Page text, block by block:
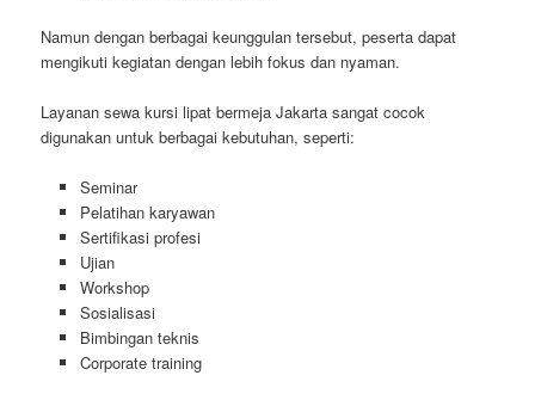
Namun dengan berbagai keunggulan tersebut, peserta dapat
mengikuti kegiatan dengan lebih fokus dan nyaman.
Layanan sewa kursi lipat bermeja Jakarta sangat cocok
digunakan untuk berbagai kebutuhan, seperti:
Seminar
Pelatihan karyawan
Sertifikasi profesi
Ujian
Workshop
Sosialisasi
Bimbingan teknis
Corporate training